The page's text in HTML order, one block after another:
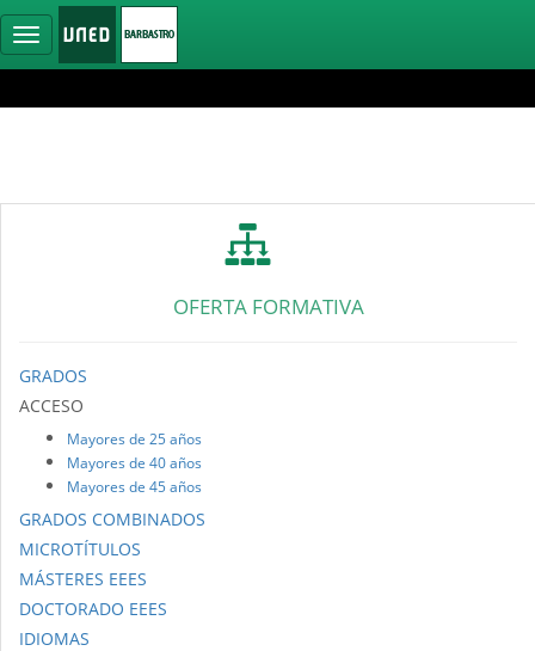
Ocultar
navegación
OFERTA FORMATIVA
GRADOS
ACCESO
Mayores de 25 años
Mayores de 40 años
Mayores de 45 años
GRADOS COMBINADOS
MICROTÍTULOS
MÁSTERES EEES
DOCTORADO EEES
IDIOMAS